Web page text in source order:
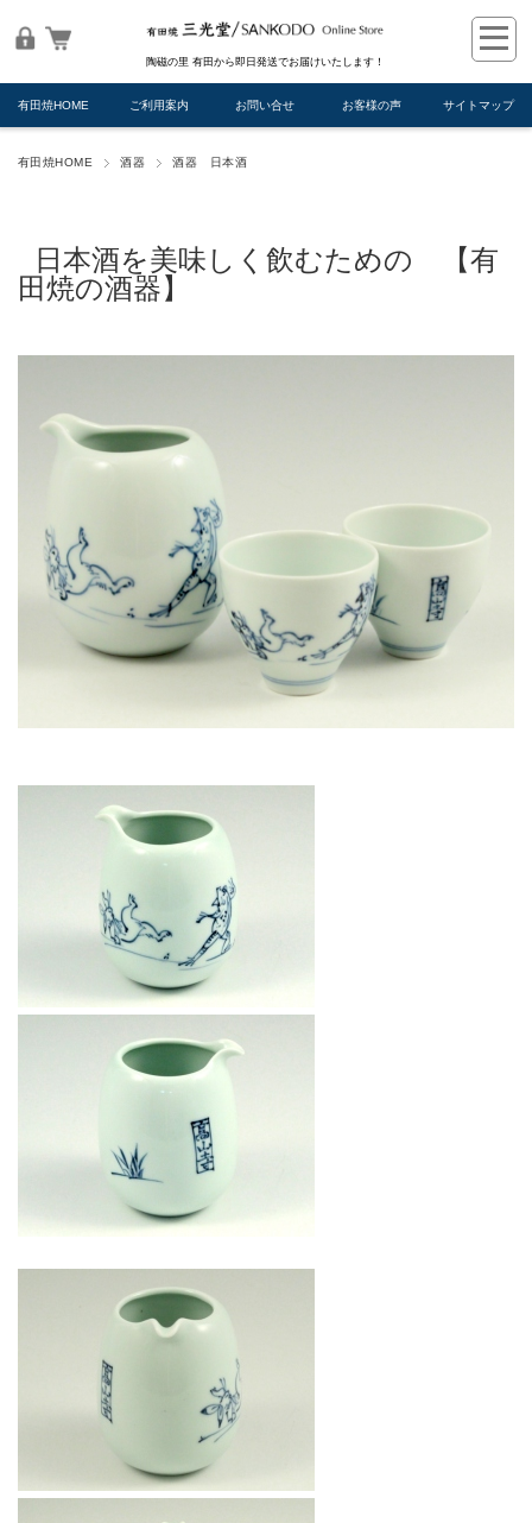
陶磁の里 有田から即日発送でお届けいたします！
有田焼HOME ご利用案内 お問い合せ お客様の声 サイトマップ
有田焼HOME 酒器 酒器 日本酒
日本酒を美味しく飲むための 【有
田焼の酒器】